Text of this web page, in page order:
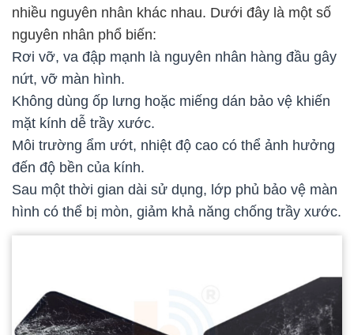
nhiều nguyên nhân khác nhau. Dưới đây là một số
nguyên nhân phổ biến:
Rơi vỡ, va đập mạnh là nguyên nhân hàng đầu gây
nứt, vỡ màn hình.
Không dùng ốp lưng hoặc miếng dán bảo vệ khiến
mặt kính dễ trầy xước.
Môi trường ẩm ướt, nhiệt độ cao có thể ảnh hưởng
đến độ bền của kính.
Sau một thời gian dài sử dụng, lớp phủ bảo vệ màn
hình có thể bị mòn, giảm khả năng chống trầy xước.